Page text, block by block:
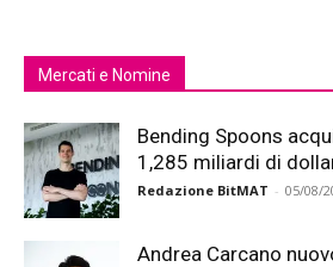
Mercati e Nomine
Bending Spoons
1,285 miliardi di
Redazione BitMAT - 05/08/
Andrea Carcano